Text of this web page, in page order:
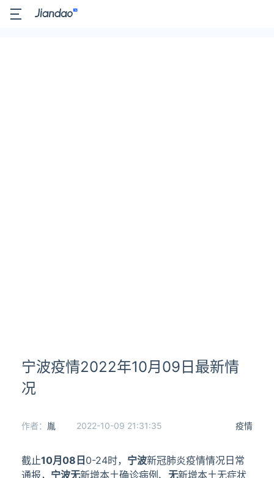
宁波疫情2022年10月09日最新情
况
疫情
作者： 胤 2022-10-09 21:31:35
截止10月08日 0-24时， 宁波新冠肺炎疫情情况日常
通报， 宁波无新增本土确诊病例、 无新增本土无症状